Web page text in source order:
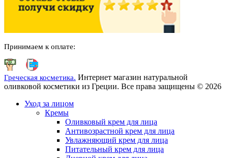
Принимаем к оплате:
Греческая косметика. Интернет магазин натуральной
оливковой косметики из Греции. Все права защищены © 2026
Уход за лицом
Кремы
Оливковый крем для лица
Антивозрастной крем для лица
Увлажняющий крем для лица
Питательный крем для лица